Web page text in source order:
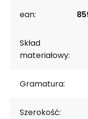
ean:
Skład
materiałowy:
Gramatura:
Szerokość: